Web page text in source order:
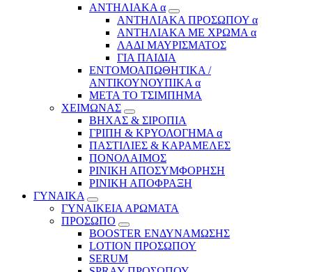
ΑΝΤΗΛΙΑΚΑ α
ΑΝΤΗΛΙΑΚΑ ΠΡΟΣΩΠΟΥ α
ΑΝΤΗΛΙΑΚΑ ΜΕ ΧΡΩΜΑ α
ΛΑΔΙ ΜΑΥΡΙΣΜΑΤΟΣ
ΓΙΑ ΠΑΙΔΙΑ
ΕΝΤΟΜΟΑΠΩΘΗΤΙΚΑ /
ΑΝΤΙΚΟΥΝΟΥΠΙΚΑ α
ΜΕΤΑ ΤΟ ΤΣΙΜΠΗΜΑ
ΧΕΙΜΩΝΑΣ
ΒΗΧΑΣ & ΣΙΡΟΠΙΑ
ΓΡΙΠΗ & ΚΡΥΟΛΟΓΗΜΑ α
ΠΑΣΤΙΛΙΕΣ & ΚΑΡΑΜΕΛΕΣ
ΠΟΝΟΛΑΙΜΟΣ
ΡΙΝΙΚΗ ΑΠΟΣΥΜΦΟΡΗΣΗ
ΡΙΝΙΚΗ ΑΠΟΦΡΑΞΗ
ΓΥΝΑΙΚΑ
ΓΥΝΑΙΚΕΙΑ ΑΡΩΜΑΤΑ
ΠΡΟΣΩΠΟ
BOOSTER ΕΝΔΥΝΑΜΩΣΗΣ
LOTION ΠΡΟΣΩΠΟΥ
SERUM